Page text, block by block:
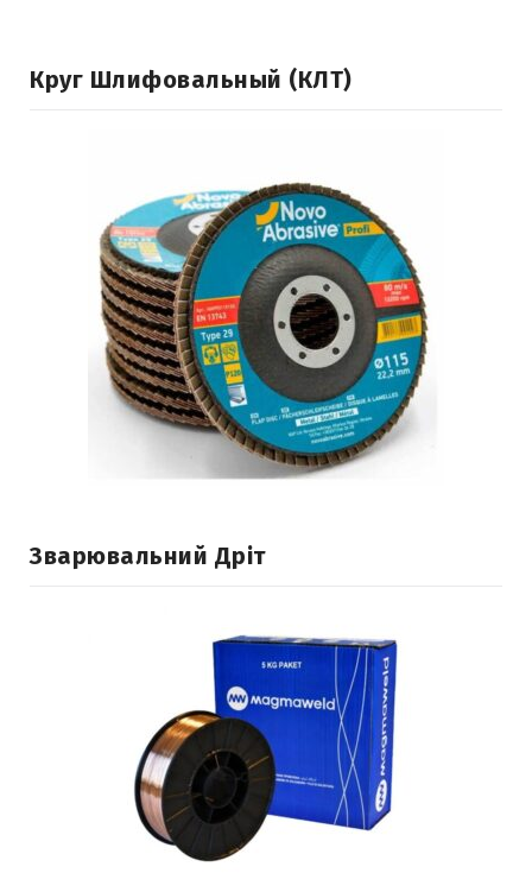
Круг Шлифовальный (КЛТ)
Зварювальний Дріт